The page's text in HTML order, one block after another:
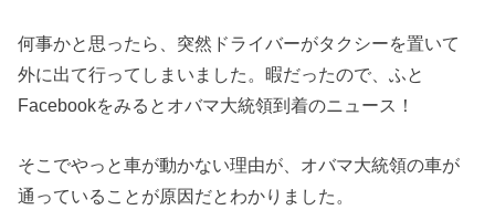
何事かと思ったら、突然ドライバーがタクシーを置いて
外に出て行ってしまいました。暇だったので、ふと
Facebookをみるとオバマ大統領到着のニュース！
そこでやっと車が動かない理由が、オバマ大統領の車が
通っていることが原因だとわかりました。